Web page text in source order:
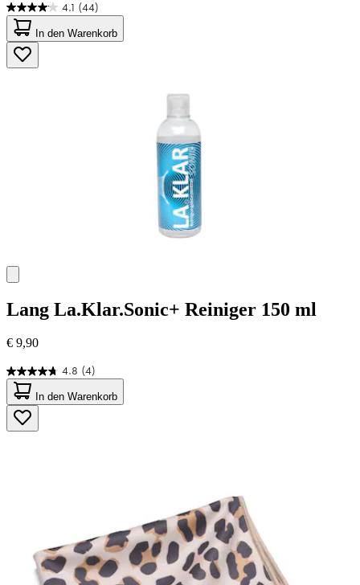
4.1 (44)
4.1
von
5
Sternen.
44
In den Warenkorb
Lang La.Klar.Sonic+ Reiniger 150 ml
€ 9,90
4.8 (4)
4.8
von
5
Sternen.
4
In den Warenkorb